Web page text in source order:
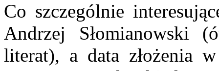
Co szczególnie
Andrzej Słomianowski
literat), a data złożenia